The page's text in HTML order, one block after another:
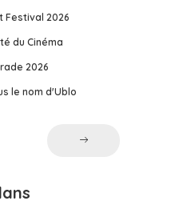
Festival 2026
du Cinéma
2026
le nom d'Ublo